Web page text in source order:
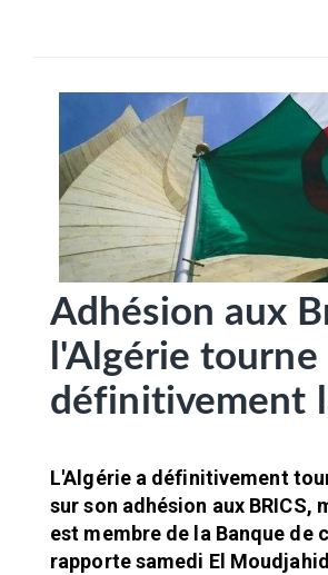
SÉLECTIONNEZ UN/DES PAYS
Adhésion aux
l'Algérie tourne
définitivement
L'Algérie a définitivement
sur son adhésion aux BRICS,
est membre de la Banque de
rapporte samedi El